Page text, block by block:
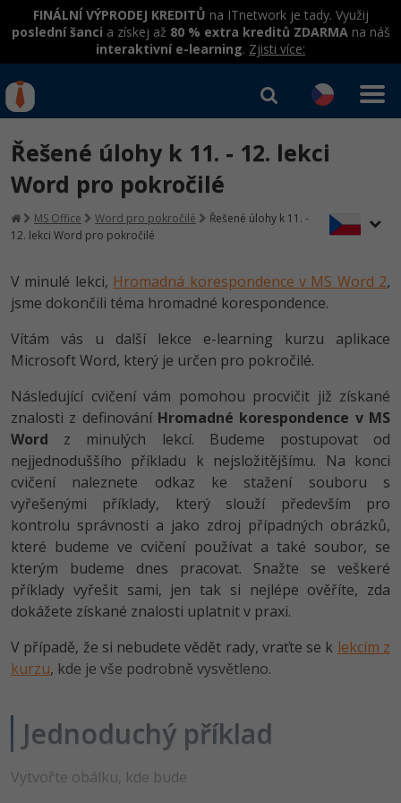
FINÁLNÍ VÝPRODEJ KREDITŮ na ITnetwork je tady. Využij
poslední šanci a získej až 80 % extra kreditů ZDARMAna náš
interaktivní e-learning. Zjisti více:
IT kurzy
Rekvalifikace a kurzy
hrazené úřadem práce
Workshopy zdarma
Datová analýza v praxi
Školení
Základy programování
Objektové programování - OOP
Umělá inteligence
HTML5, CSS3, Bootstrap, SEO
SQL a databáze
Testování a verzování
UML a návrhové vzory
React
Spring
Django
Best practices
C# .NET
Java
PHP
JavaScript
Python
HTML / CSS
UML a návrhové vzory
MySQL/MariaDB
SQLite
Kurzy IT profesí
Junior programátor
Programátor WWW aplikací
Senior programátor
Front-end developer
Vývojář mobilních aplikací
Specialista na AI a bigdata
C# Game developer
Webdesigner
Tester
Systémový administrátor
Grafik / UX/UI návrhář
Projektový manažer
Jak začít?
Java
-80%
Python -80%
JavaScript -80%
PHP -80%
C++ -80%
Swift -80%
-80%
C -80%
Kurzy e-commerce
Testování softwaru
Digitální gramotnost
Marketing -30%
WordPress
SEO -30%
UX
Kryptoměny -25%
-80%
Přihlásit se| Registrovat
Řešené úlohy k 11. - 12. lekci
Word pro pokročilé
MS Office Word pro pokročilé
Řešené úlohy k 11. -
12. lekci Word pro pokročilé
V minulé lekci, Hromadná korespondence v MS Word 2,
jsme dokončili téma hromadné korespondence.
Vítám vás u další lekce e-learning kurzu aplikace
Microsoft Word, který je určen pro pokročilé.
Následující cvičení vám pomohou procvičit již získané
znalosti z definování Hromadné korespondence v MS
Word z minulých lekcí. Budeme postupovat od
nejjednoduššího příkladu k nejsložitějšímu. Na konci
cvičení naleznete odkaz ke stažení souboru s
vyřešenými příklady, který slouží především pro
kontrolu správnosti a jako zdroj případných obrázků,
které budeme ve cvičení používat a také soubor, se
kterým budeme dnes pracovat. Snažte se veškeré
příklady vyřešit sami, jen tak si nejlépe ověříte, zda
dokážete získané znalosti uplatnit v praxi.
V případě, že si nebudete vědět rady, vraťte se k lekcím z
kurzu, kde je vše podrobně vysvětleno.
Jednoduchý příklad
Vytvořte obálku, kde bude